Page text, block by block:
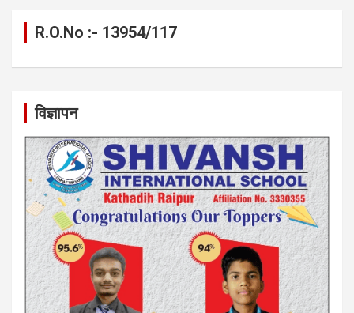
R.O.No :- 13954/117
विज्ञापन